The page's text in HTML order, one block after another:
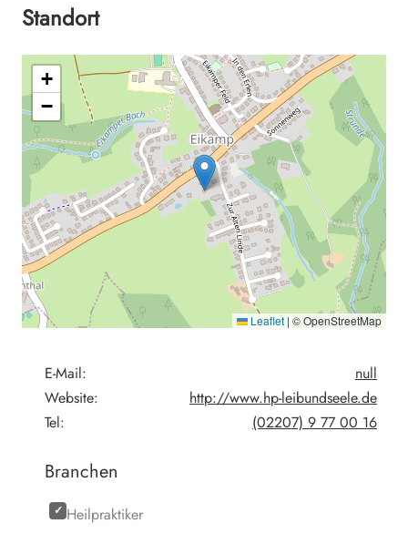
Standort
+
−
Leaflet | © OpenStreetMap
E-Mail:
null
Website:
http://www.hp-leibundseele.de
Tel:
(02207) 9 77 00 16
Branchen
Heilpraktiker